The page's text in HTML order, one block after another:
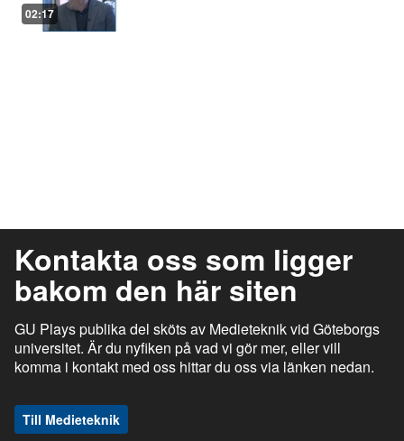
02:17
Kontakta oss som ligger
bakom den här siten
GU Plays publika del sköts av Medieteknik vid Göteborgs
universitet. Är du nyfiken på vad vi gör mer, eller vill
komma i kontakt med oss hittar du oss via länken nedan.
Till Medieteknik